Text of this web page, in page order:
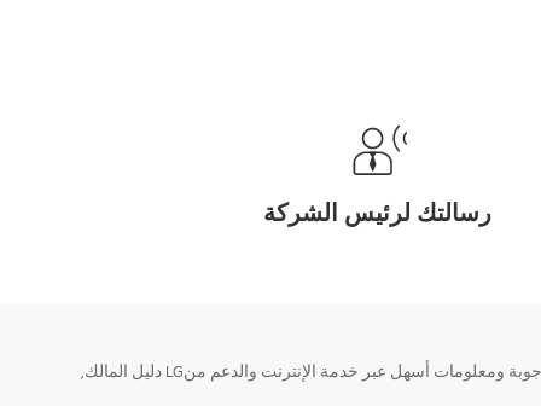
رسالتك لرئيس الشركة
تحتاج معلومة؟ او لديك سؤال ؟ يمكننا المساعدة. سواء كنت فى حاجة الى حجز منتجك او التواصل مع احد ممثلى دعم LG أو الحصول على خدمة صيانة. إيجاد أجوبة ومعلومات أسهل عبر خدمة الإنترنت والدعم منLG دليل المالك,